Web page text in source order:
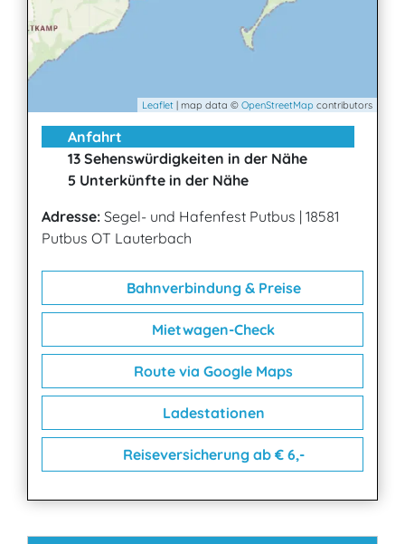
Leaflet | map data © OpenStreetMap contributors
Anfahrt
13 Sehenswürdigkeiten in der Nähe
5 Unterkünfte in der Nähe
Adresse: Segel- und Hafenfest Putbus | 18581
Putbus OT Lauterbach
Bahnverbindung & Preise
Mietwagen-Check
Route via Google Maps
Ladestationen
Reiseversicherung ab € 6,-